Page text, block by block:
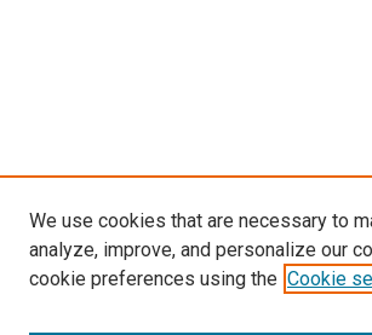
We use cookies that are necessary to
analyze, improve, and personalize our
cookie preferences using the Cookie